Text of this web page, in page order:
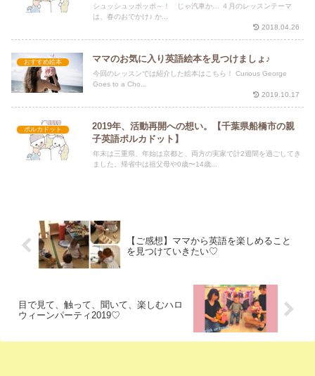
シュッシュッポッポ～！ じゃ汽車か… ４月のレッスンテーマ
は、春のおでかけ♪ か...
2018.04.26
おすすめ絵本 ママのお気に入り英語絵本を見つけましょ♪
今回のレッスンでは紹介した絵本はこちら！ Curious George
Goes to a Cho...
2019.10.17
ポルカドット
2019年、活動再開への想い。【千葉県船橋市の親
子英語ポルカドット】
年末は三重県、年始は京都と、両方の実家で計2週間を過ごしてき
ました。帰省中は祖父母や0歳〜14歳...
【ご感想】ママから英語を楽しめること
を見つけていきたい♡
目で見て、触って、聞いて、楽しむハロ
ウィーンパーティ2019♡